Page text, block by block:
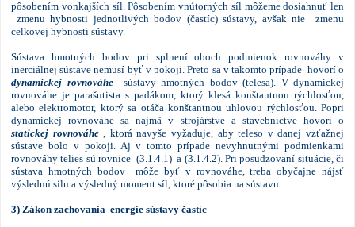
pôsobením vonkajších síl. Pôsobením vnútorných síl môžeme dosiahnuť len
zmenu hybnosti jednotlivých bodov (častíc) sústavy, avšak nie zmenu
celkovej hybnosti sústavy.
Sústava hmotných bodov pri splnení oboch podmienok rovnováhy v
inerciálnej sústave nemusí byť v pokoji. Preto sa v takomto prípade hovorí o
dynamickej rovnováhe
sústavy hmotných bodov (telesa). V dynamickej
rovnováhe je parašutista s padákom, ktorý klesá konštantnou rýchlosťou,
alebo elektromotor, ktorý sa otáča konštantnou uhlovou rýchlosťou. Popri
dynamickej rovnováhe sa najmä v strojárstve a stavebníctve hovorí o
statickej rovnováhe
, ktorá navyše vyžaduje, aby teleso v danej vzťažnej
sústave bolo v pokoji. Aj v tomto prípade nevyhnutnými podmienkami
rovnováhy telies sú rovnice (3.1.4.1) a (3.1.4.2). Pri posudzovaní situácie, či
sústava hmotných bodov môže byť v rovnováhe, treba obyčajne nájsť
výslednú silu a výsledný moment síl, ktoré pôsobia na sústavu.
3) Zákon zachovania energie sústavy častíc